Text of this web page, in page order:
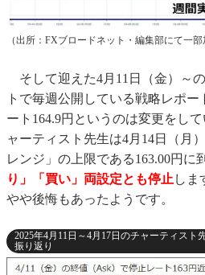
（出所：FXブロードネット・編集部にて一部
そして迎えた4月11日（金）～
トで毎週公開している戦略レポ
ート164.9円というのは変更をし
ャーティスト先生は4月14日（月
レンジ」の上限である163.00円に
り」「買い」両設定とも停止 しま
やや後悔もあったようです。
2025年4月11日～4月17日のチャーティスト
振り返り